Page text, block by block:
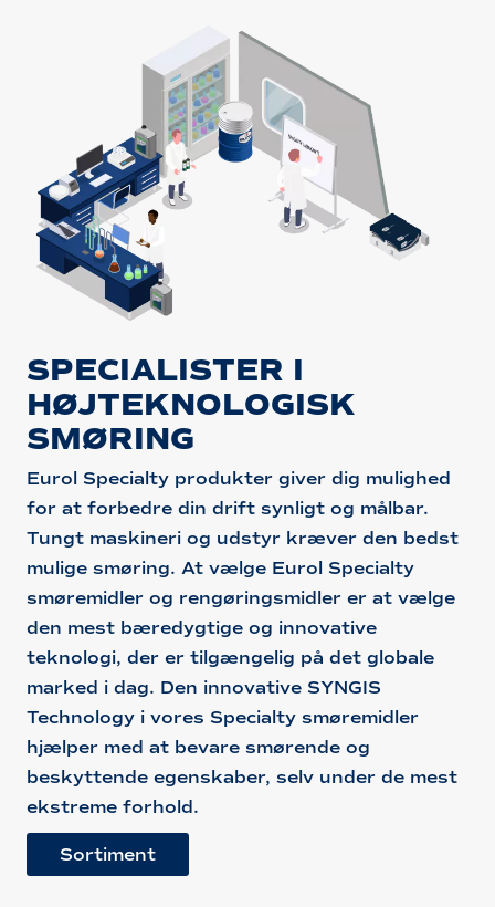
SPECIALISTER I
HØJTEKNOLOGISK
SMØRING
Eurol Specialty produkter giver dig mulighed
for at forbedre din drift synligt og målbar.
Tungt maskineri og udstyr kræver den bedst
mulige smøring. At vælge Eurol Specialty
smøremidler og rengøringsmidler er at vælge
den mest bæredygtige og innovative
teknologi, der er tilgængelig på det globale
marked i dag. Den innovative SYNGIS
Technology i vores Specialty smøremidler
hjælper med at bevare smørende og
beskyttende egenskaber, selv under de mest
ekstreme forhold.
Sortiment